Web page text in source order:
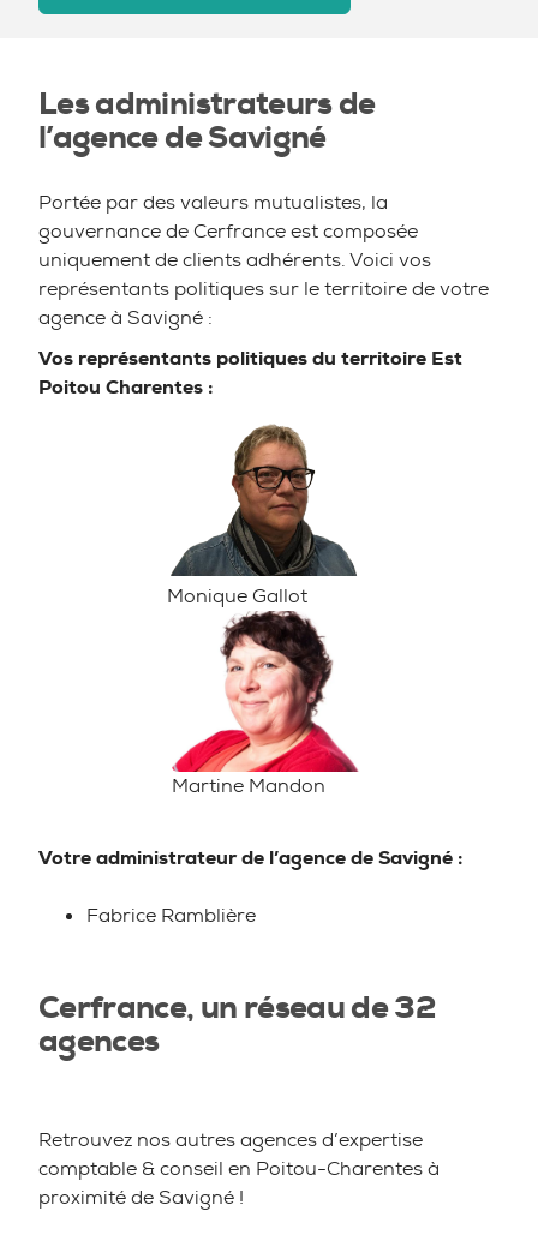
Les administrateurs de
l’agence de Savigné
Portée par des valeurs mutualistes, la
gouvernance de Cerfrance est composée
uniquement de clients adhérents. Voici vos
représentants politiques sur le territoire de votre
agence à Savigné :
Vos représentants politiques du territoire Est
Poitou Charentes :
Monique Gallot
Martine Mandon
Votre administrateur de l’agence de Savigné :
Fabrice Ramblière
Cerfrance, un réseau de 32
agences
Retrouvez nos autres agences d’expertise
comptable & conseil en Poitou-Charentes à
proximité de Savigné !